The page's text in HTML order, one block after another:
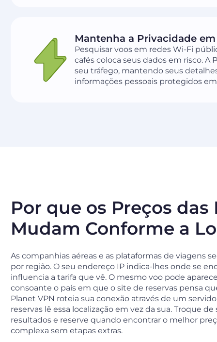
Mantenha a Privacidade
Pesquisar voos em redes Wi-Fi
cafés coloca seus dados em risco. A
seu tráfego, mantendo seus
informações pessoais protegidos
Por que os Preços das
Mudam Conforme a
As companhias aéreas e as plataformas de viagens
por região. O seu endereço IP indica-lhes onde se
influencia a tarifa que vê. O mesmo voo pode
consoante o país em que o site de reservas pensa
Planet VPN roteia sua conexão através de um
reservas lê essa localização em vez da sua. Troque
resultados e reserve quando encontrar o melhor
complexa sem etapas extras.